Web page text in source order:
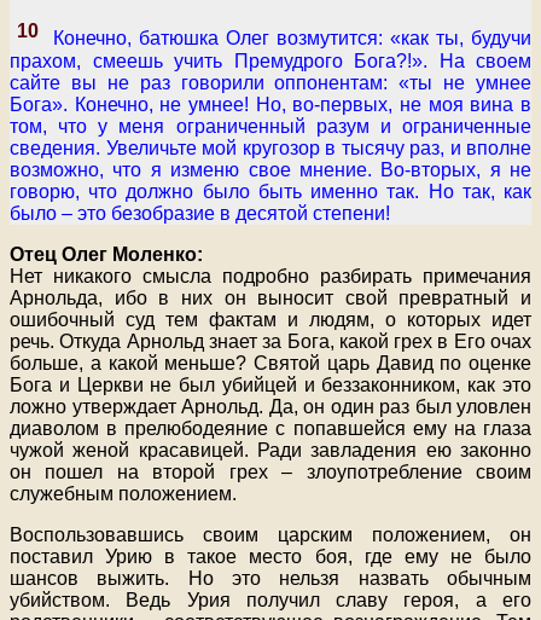
10
Конечно, батюшка Олег возмутится: «как ты, будучи
прахом, смеешь учить Премудрого Бога?!». На своем
сайте вы не раз говорили оппонентам: «ты не умнее
Бога». Конечно, не умнее! Но, во-первых, не моя вина в
том, что у меня ограниченный разум и ограниченные
сведения. Увеличьте мой кругозор в тысячу раз, и вполне
возможно, что я изменю свое мнение. Во-вторых, я не
говорю, что должно было быть именно так. Но так, как
было – это безобразие в десятой степени!
Отец Олег Моленко:
Нет никакого смысла подробно разбирать примечания
Арнольда, ибо в них он выносит свой превратный и
ошибочный суд тем фактам и людям, о которых идет
речь. Откуда Арнольд знает за Бога, какой грех в Его очах
больше, а какой меньше? Святой царь Давид по оценке
Бога и Церкви не был убийцей и беззаконником, как это
ложно утверждает Арнольд. Да, он один раз был уловлен
диаволом в прелюбодеяние с попавшейся ему на глаза
чужой женой красавицей. Ради завладения ею законно
он пошел на второй грех – злоупотребление своим
служебным положением.
Воспользовавшись своим царским положением, он
поставил Урию в такое место боя, где ему не было
шансов выжить. Но это нельзя назвать обычным
убийством. Ведь Урия получил славу героя, а его